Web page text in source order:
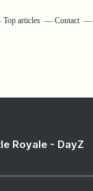
Top articles Contact
Royale - DayZ